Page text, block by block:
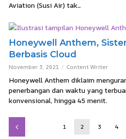
Aviation (Susi Air) tak...
Honeywell Anthem,
Berbasis Cloud
November 3, 2021 Content Writer
Honeywell Anthem diklaim
penerbangan dan waktu yang
konvensional, hingga 45 menit.
1 2 3 4